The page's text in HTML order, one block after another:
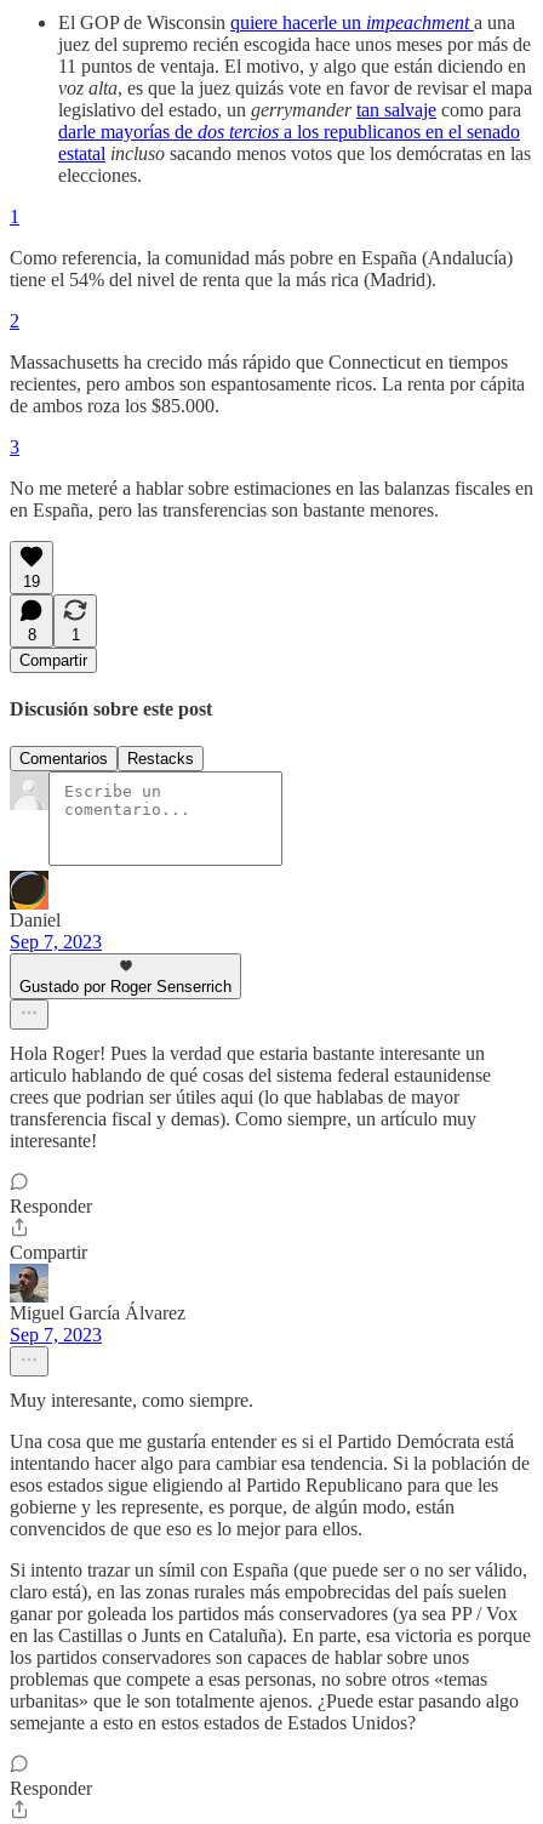
El GOP de Wisconsin quiere hacerle un impeachmenta una
juez del supremo recién escogida hace unos meses por más de
11 puntos de ventaja. El motivo, y algo que están diciendo en
voz alta, es que la juez quizás vote en favor de revisar el mapa
legislativo del estado, un gerrymander tan salvaje como para
darle mayorías de dos tercios a los republicanos en el senado
estatal incluso sacando menos votos que los demócratas en las
elecciones.
1
Como referencia, la comunidad más pobre en España (Andalucía)
tiene el 54% del nivel de renta que la más rica (Madrid).
2
Massachusetts ha crecido más rápido que Connecticut en tiempos
recientes, pero ambos son espantosamente ricos. La renta por cápita
de ambos roza los $85.000.
3
No me meteré a hablar sobre estimaciones en las balanzas fiscales en
en España, pero las transferencias son bastante menores.
19
8
1
Compartir
Discusión sobre este post
Comentarios Restacks
Daniel
Sep 7, 2023
Gustado por Roger Senserrich
Hola Roger! Pues la verdad que estaria bastante interesante un
articulo hablando de qué cosas del sistema federal estaunidense
crees que podrian ser útiles aqui (lo que hablabas de mayor
transferencia fiscal y demas). Como siempre, un artículo muy
interesante!
Responder
Compartir
Miguel García Álvarez
Sep 7, 2023
Muy interesante, como siempre.
Una cosa que me gustaría entender es si el Partido Demócrata está
intentando hacer algo para cambiar esa tendencia. Si la población de
esos estados sigue eligiendo al Partido Republicano para que les
gobierne y les represente, es porque, de algún modo, están
convencidos de que eso es lo mejor para ellos.
Si intento trazar un símil con España (que puede ser o no ser válido,
claro está), en las zonas rurales más empobrecidas del país suelen
ganar por goleada los partidos más conservadores (ya sea PP / Vox
en las Castillas o Junts en Cataluña). En parte, esa victoria es porque
los partidos conservadores son capaces de hablar sobre unos
problemas que compete a esas personas, no sobre otros «temas
urbanitas» que le son totalmente ajenos. ¿Puede estar pasando algo
semejante a esto en estos estados de Estados Unidos?
Responder